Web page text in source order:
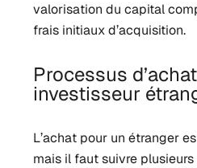
valorisation du capital
frais initiaux d’acquisition.
Processus
investisseur
L’achat pour un étranger
mais il faut suivre